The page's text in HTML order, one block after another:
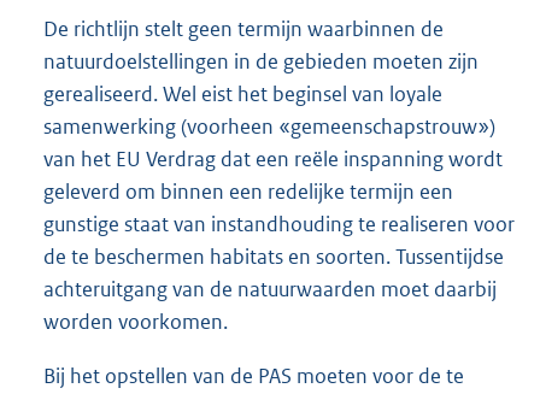
De richtlijn stelt geen termijn waarbinnen de
natuurdoelstellingen in de gebieden moeten zijn
gerealiseerd. Wel eist het beginsel van loyale
samenwerking (voorheen «gemeenschapstrouw»)
van het EU Verdrag dat een reële inspanning wordt
geleverd om binnen een redelijke termijn een
gunstige staat van instandhouding te realiseren voor
de te beschermen habitats en soorten. Tussentijdse
achteruitgang van de natuurwaarden moet daarbij
worden voorkomen.
Bij het opstellen van de PAS moeten voor de te